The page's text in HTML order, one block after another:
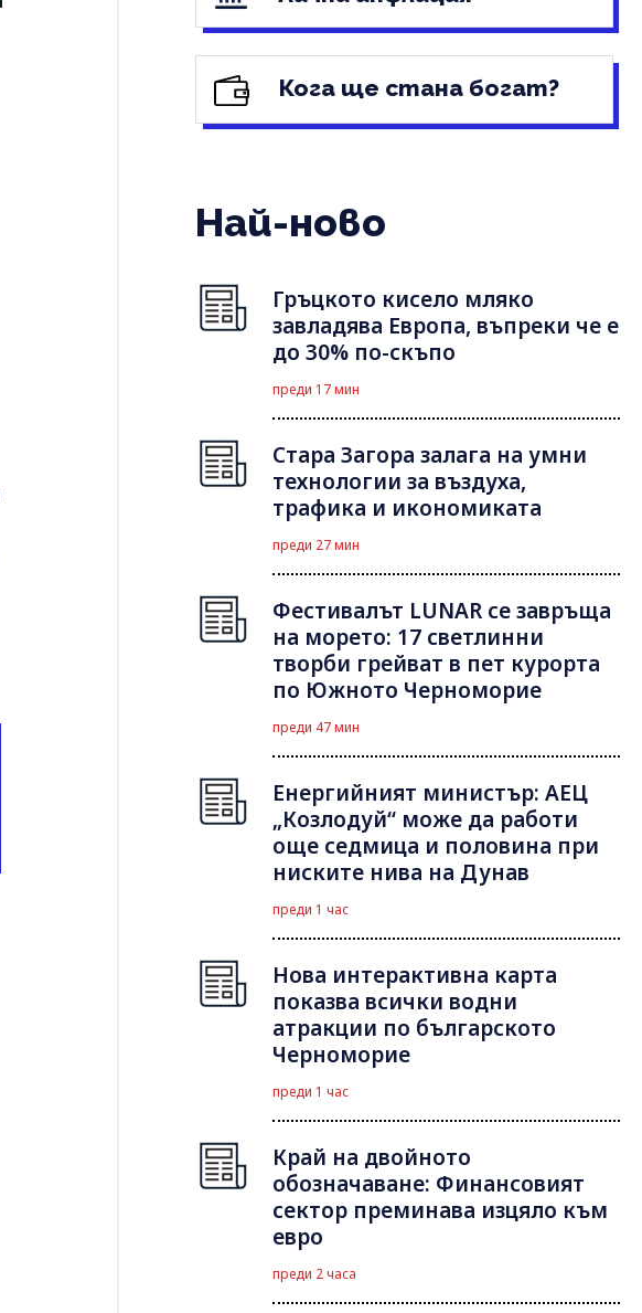
Кога ще стана богат?
Най-ново
Гръцкото кисело мляко
завладява Европа, въпреки че е
до 30% по-скъпо
преди 17 мин
Стара Загора залага на умни
технологии за въздуха,
трафика и икономиката
преди 27 мин
Фестивалът LUNAR се завръща
на морето: 17 светлинни
творби грейват в пет курорта
по Южното Черноморие
преди 47 мин
Енергийният министър: АЕЦ
„Козлодуй“ може да работи
още седмица и половина при
ниските нива на Дунав
преди 1 час
Нова интерактивна карта
показва всички водни
атракции по българското
Черноморие
преди 1 час
Край на двойното
обозначаване: Финансовият
сектор преминава изцяло към
евро
преди 2 часа